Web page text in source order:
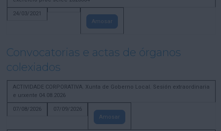
24/03/2021
Amosar
Convocatorias e actas de órganos
colexiados
ACTIVIDADE CORPORATIVA. Xunta de Goberno Local. Sesión extraordinaria
e urxente 04.08.2026
07/08/2026
07/09/2026
Amosar